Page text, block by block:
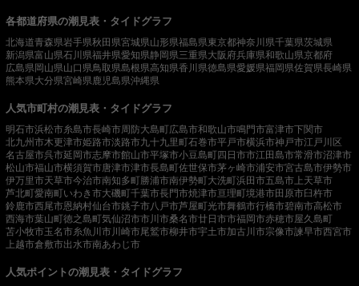
各都道府県の潮見表・タイドグラフ
北海道青森県岩手県秋田県宮城県山形県福島県東京都神奈川県千葉県茨城県
新潟県富山県石川県福井県愛知県静岡県三重県大阪府兵庫県和歌山県京都府
広島県岡山県山口県鳥取県島根県高知県香川県徳島県愛媛県福岡県佐賀県長崎県
熊本県大分県宮崎県 鹿児島県沖縄県
人気市町村の潮見表・タイドグラフ
明石市浜松市糸島市長崎市周防大島町広島市和歌山市鳴門市富津市下関市
北九州市木更津市姫路市淡路市九十九里町石巻市平戸市横浜市神戸市江戸川区
名古屋市呉市延岡市志摩市館山市平塚市小豆島町四日市市江田島市常滑市沼津市
松山市福山市横須賀市唐津市津市長島町佐世保市茅ヶ崎市浦安市宮古島市伊勢市
伊万里市天草市今治市南知多町勝浦市南伊勢町大洗町浜田市五島市 上天草市
芦北町愛南町いわき市大磯町千葉市長門市焼津市亘理町境港市田原市臼杵市
鈴鹿市西尾市恩納村仙台市銚子市八戸市芦屋町光市舞鶴市行橋市碧南市高松市
西海市葉山町徳之島町気仙沼市市川市桑名市廿日市市福岡市赤穂市屋久島町
苫小牧市玉名市糸魚川市 川崎市尾鷲市柳井市宇土市加古川市宗像市諫早市西宮市
上越市倉敷市出水市南あわじ市
人気ポイントの潮見表・タイドグラフ